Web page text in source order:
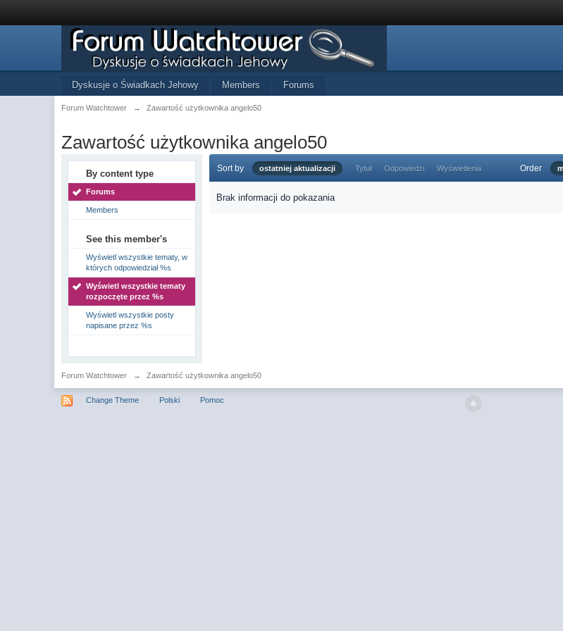
Dyskusje o Świadkach Jehowy Members Forums
Forum Watchtower → Zawartość użytkownika angelo50
Zawartość użytkownika angelo50
By content type
Forums
Members
See this member's
Wyświetl wszystkie tematy, w
których odpowiedział %s
Wyświetl wszystkie tematy
rozpoczęte przez %s
Wyświetl wszystkie posty
napisane przez %s
Sort by ostatniej aktualizacji Tytuł Odpowiedzi Wyświetlenia Order
Brak informacji do pokazania
Forum Watchtower → Zawartość użytkownika angelo50
Change Theme Polski Pomoc